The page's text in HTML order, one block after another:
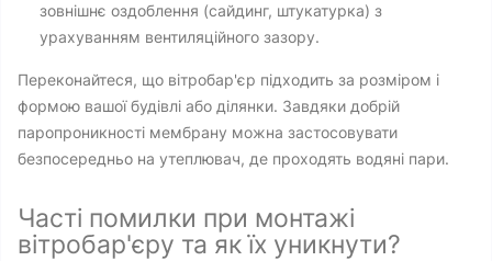
зовнішнє оздоблення (сайдинг, штукатурка) з
урахуванням вентиляційного зазору.
Переконайтеся, що вітробар'єр підходить за розміром і
формою вашої будівлі або ділянки. Завдяки добрій
паропроникності мембрану можна застосовувати
безпосередньо на утеплювач, де проходять водяні пари.
Часті помилки при монтажі
вітробар'єру та як їх уникнути?